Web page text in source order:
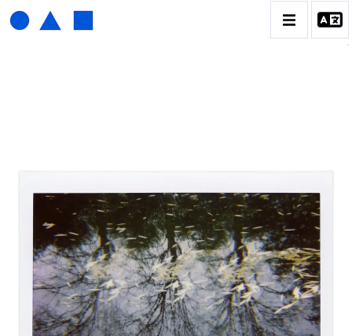
CATALOGUE DES OEUVRES
01_SCULPTURE
02_PHOTOGRAPHIQUE
03_COLLAGES
04_DESSINS
05_MONOTYPE